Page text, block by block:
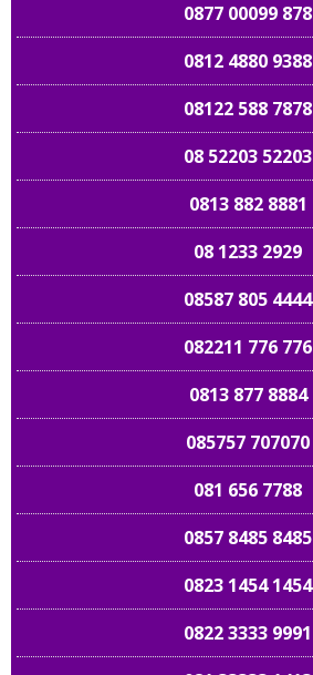
0877 00099 878
0812 4880 9388
08122 588 7878
08 52203 52203
0813 882 8881
08 1233 2929
08587 805 4444
082211 776 776
0813 877 8884
085757 707070
081 656 7788
0857 8485 8485
0823 1454 1454
0822 3333 9991